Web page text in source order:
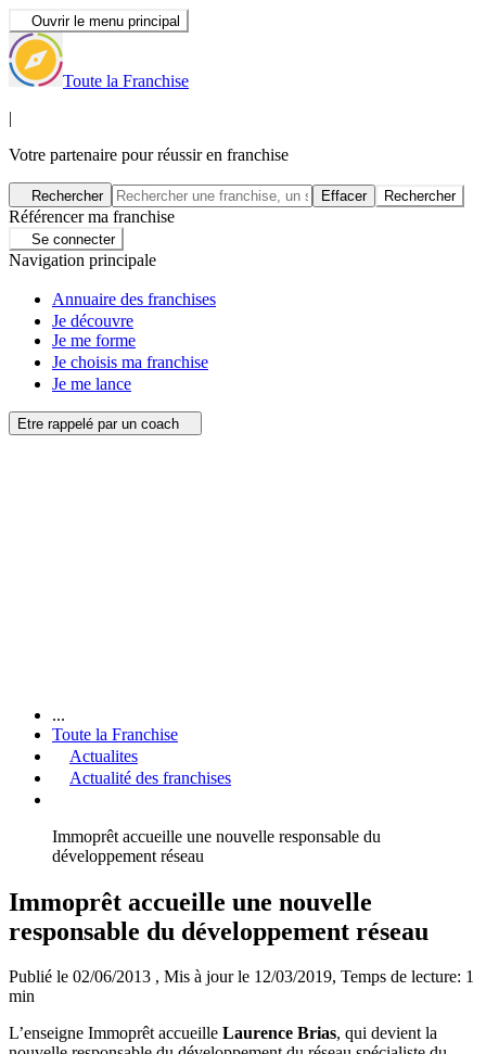
Ouvrir le menu principal
Toute la Franchise
|
Votre partenaire pour réussir en franchise
Rechercher Effacer Rechercher
Référencer ma franchise
Se connecter
Navigation principale
Annuaire des franchises
Je découvre
Je me forme
Je choisis ma franchise
Je me lance
Etre rappelé par un coach
...
Toute la Franchise
Actualites
Actualité des franchises
Immoprêt accueille une nouvelle responsable du
développement réseau
Immoprêt accueille une nouvelle
responsable du développement réseau
Publié le 02/06/2013 , Mis à jour le 12/03/2019, Temps de lecture: 1
min
L’enseigne Immoprêt accueille Laurence Brias, qui devient la